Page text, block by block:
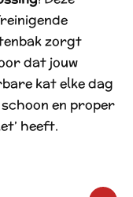
zorgt
dat jouw
kat elke dag
schoon en proper
heeft.